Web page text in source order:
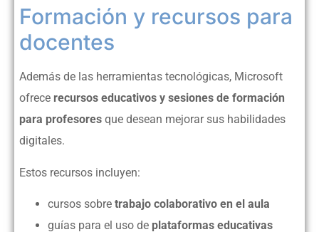
Formación y recursos para
docentes
Además de las herramientas tecnológicas, Microsoft
ofrece recursos educativos y sesiones de formación
para profesores que desean mejorar sus habilidades
digitales.
Estos recursos incluyen:
cursos sobre trabajo colaborativo en el aula
guías para el uso de plataformas educativas